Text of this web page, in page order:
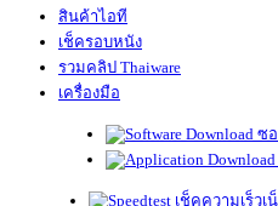
สินค้าไอที
เช็ครอบหนัง
รวมคลิป Thaiware
เครื่องมือ
ซ
เช็คความเร็วเ